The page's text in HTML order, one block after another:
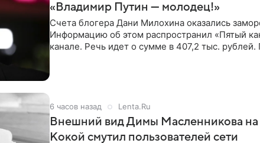
«Владимир Путин — молодец!»
Счета блогера Дани Милохина оказались
Информацию об этом распространил «Пятый
канале. Речь идет о сумме в 407,2 тыс.
6 часов назад Lenta.Ru
Внешний вид Димы Масленникова на
Кокой смутил пользователей сети